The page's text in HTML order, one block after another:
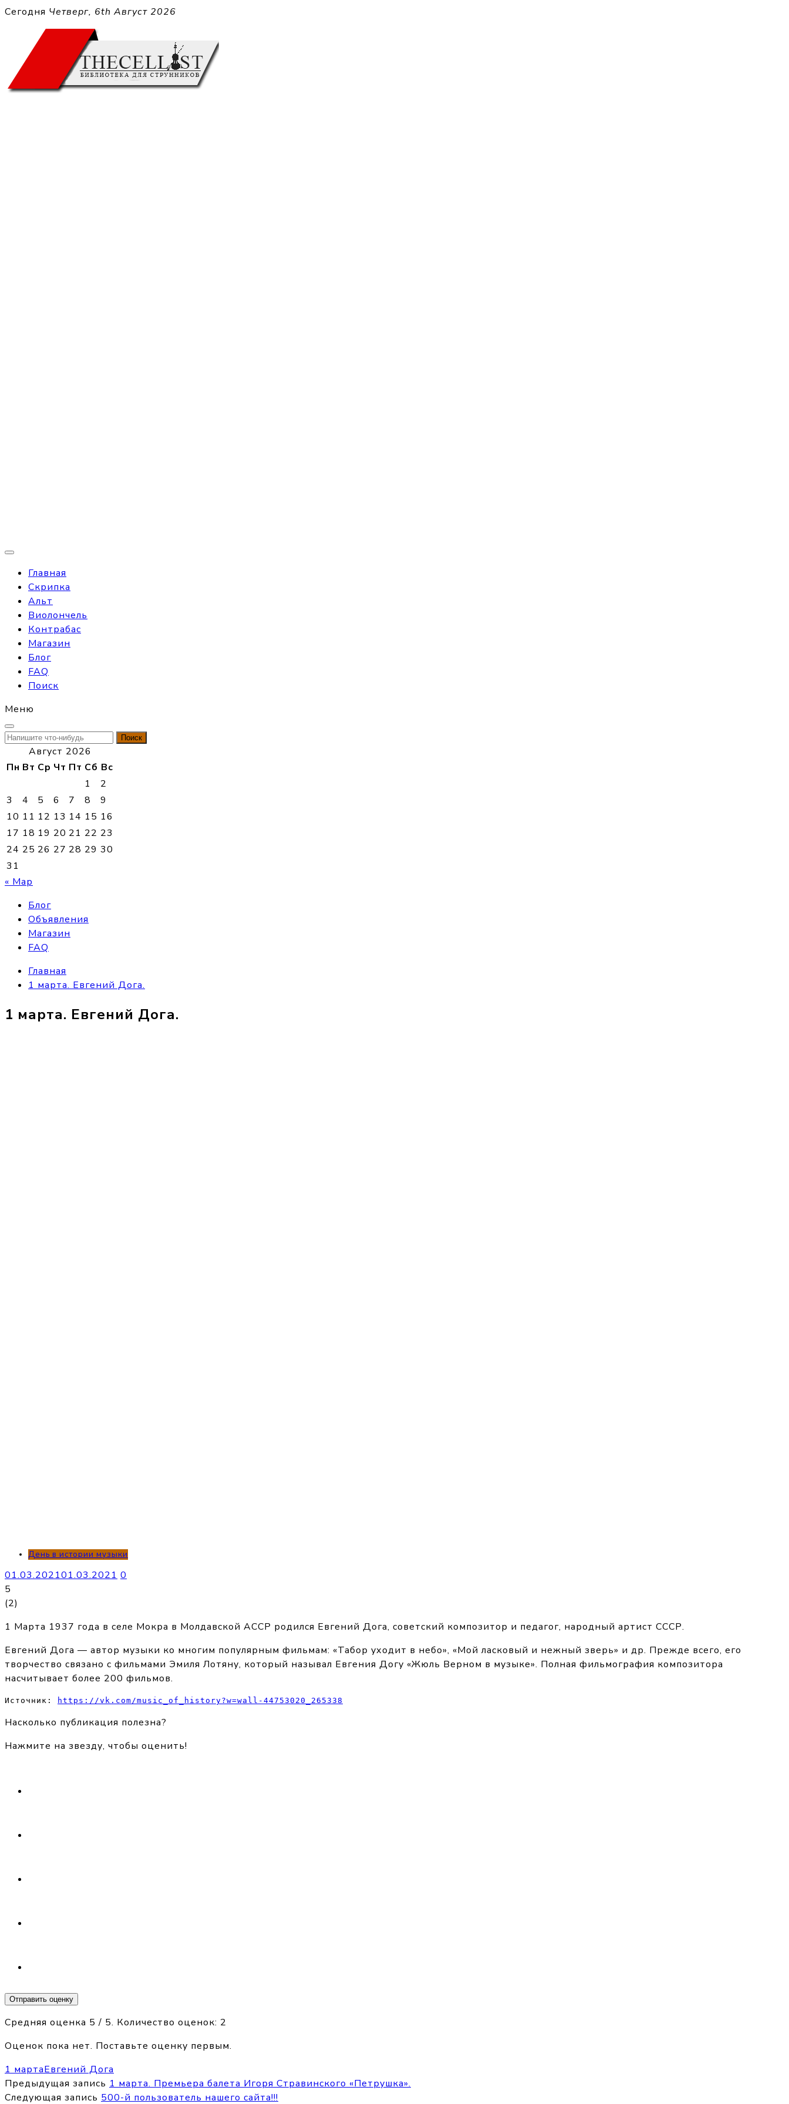
Перейти
содержимому
Сегодня Четверг, 6th Август 2026
Главная
Скрипка
Альт
Виолончель
Контрабас
Магазин
Блог
FAQ
Поиск
Меню
Найти:
Август 2026
Пн Вт Ср Чт Пт Сб Вс
1
2
3
4 5 6 7 8
9
10 11 12 13 14 15 16
17 18 19 20 21 22 23
24 25 26 27 28 29 30
31
« Мар
Блог
Объявления
Магазин
FAQ
Главная
1 марта. Евгений Дога.
1 марта. Евгений Дога.
День в истории музыки
01.03.202101.03.2021 0
5
(2)
1 Марта 1937 года в селе Мокра в Молдавской АССР родился Евгений Дога, советский композитор и педагог, народный артист СССР.
Евгений Дога — автор музыки ко многим популярным фильмам: «Табор уходит в небо», «Мой ласковый и нежный зверь» и др. Прежде всего, его
творчество связано с фильмами Эмиля Лотяну, который называл Евгения Догу «Жюль Верном в музыке». Полная фильмография композитора
насчитывает более 200 фильмов.
Источник: https://vk.com/music_of_history?w=wall-44753020_265338
Насколько публикация полезна?
Нажмите на звезду, чтобы оценить!
Отправить оценку
Средняя оценка 5 / 5. Количество оценок: 2
Оценок пока нет. Поставьте оценку первым.
1 мартаЕвгений Дога
Предыдущая запись 1 марта. Премьера балета Игоря Стравинского «Петрушка».
Следующая запись 500-й пользователь нашего сайта!!!